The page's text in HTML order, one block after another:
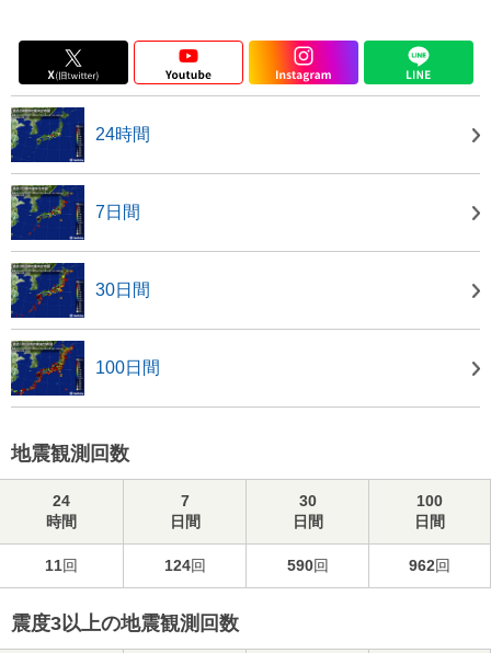
24時間
7日間
30日間
100日間
地震観測回数
24
時間
7
日間
30
日間
100
日間
11回 124回 590回 962回
震度3以上の地震観測回数